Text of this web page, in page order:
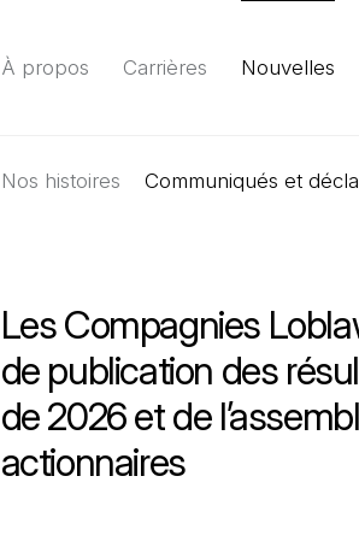
À propos Carrières Nouvelles
Environnement
Nos histoires Communiqués et
Les Compagnies
de publication des
de 2026 et de
actionnaires